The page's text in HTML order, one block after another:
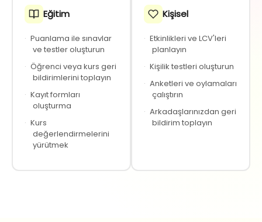
Eğitim
· Puanlama ile sınavlar
ve testler oluşturun
· Öğrenci veya kurs geri
bildirimlerini toplayın
· Kayıt formları
oluşturma
· Kurs
değerlendirmelerini
yürütmek
Kişisel
· Etkinlikleri ve LCV'leri
planlayın
· Kişilik testleri oluşturun
· Anketleri ve oylamaları
çalıştırın
· Arkadaşlarınızdan geri
bildirim toplayın